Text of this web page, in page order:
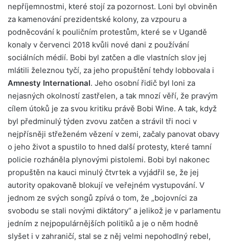
nepříjemnostmi, které stojí za pozornost. Loni byl obviněn
za kamenování prezidentské kolony, za vzpouru a
podněcování k pouličním protestům, které se v Ugandě
konaly v červenci 2018 kvůli nové dani z používání
sociálních médií. Bobi byl zatčen a dle vlastních slov jej
mlátili železnou tyčí, za jeho propuštění tehdy lobbovala i
Amnesty International. Jeho osobní řidič byl loni za
nejasných okolností zastřelen, a tak mnozí věří, že pravým
cílem útoků je za svou kritiku právě Bobi Wine. A tak, když
byl předminulý týden zvovu zatčen a strávil tři noci v
nejpřísněji střeženém vězení v zemi, začaly panovat obavy
o jeho život a spustilo to hned další protesty, které tamní
policie rozháněla plynovými pistolemi. Bobi byl nakonec
propuštěn na kauci minulý čtvrtek a vyjádřil se, že jej
autority opakovaně blokují ve veřejném vystupování. V
jednom ze svých songů zpívá o tom, že „bojovníci za
svobodu se stali novými diktátory“ a jelikož je v parlamentu
jedním z nejpopulárnějších politiků a je o něm hodně
slyšet i v zahraničí, stal se z něj velmi nepohodlný rebel,